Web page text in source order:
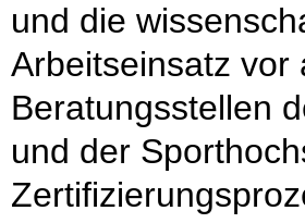
und die
Arbeitseinsatz vor
Beratungsstellen
und der